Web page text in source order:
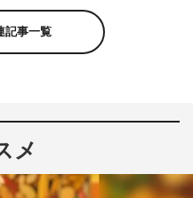
っていたけど口に出して言
こそ伝えられる気持ちを伝
・美川憲一がお騒がせ芸
ーズ”に、芸能界復帰を高
る。
記事一覧
メ